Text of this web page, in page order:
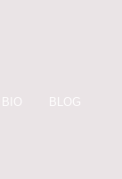
BIO BLOG